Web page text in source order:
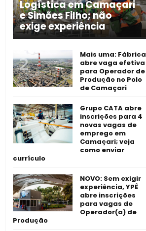
Logística em Camaçari
e Simões Filho; não
exige experiência
Mais uma: Fábrica
abre vaga efetiva
para Operador de
Produção no Polo
de Camaçari
Grupo CATA abre
inscrições para 4
novas vagas de
emprego em
Camaçari; veja
como enviar
currículo
NOVO: Sem exigir
experiência, YPÊ
abre inscrições
para vagas de
Operador(a) de
Produção